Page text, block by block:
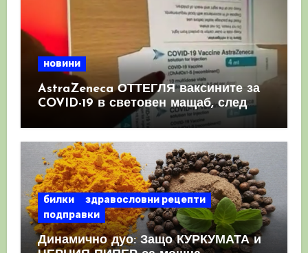
новини
AstraZeneca ОТТЕГЛЯ ваксините за
COVID-19 в световен мащаб, след
като призна, че те причиняват
билки
здравословни рецепти
подправки
Динамично дуо: Защо КУРКУМАТА и